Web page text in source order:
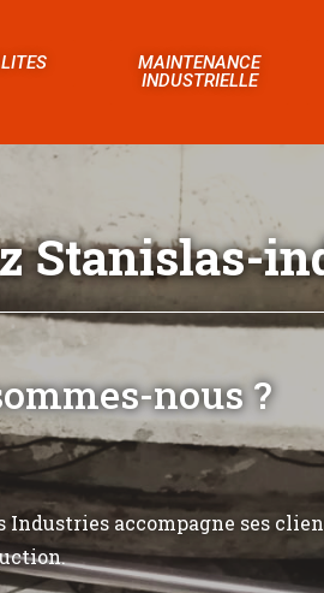
MAINTENANCE
INDUSTRIELLE
Stanislas-
nous ?
Industries accompagne ses